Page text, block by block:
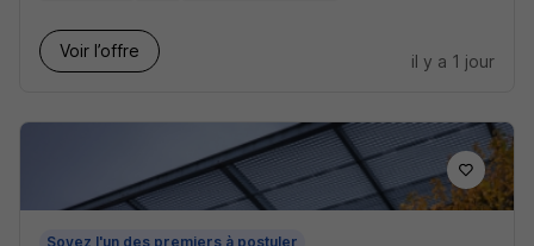
Voir l’offre
il y a 1 jour
Soyez l'un des premiers à postuler